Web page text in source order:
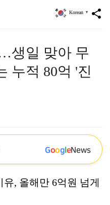
share
Korean ▼
생일 맞아 무
누적 80억 '진
GoogleNews
, 올해만 6억원 넘게